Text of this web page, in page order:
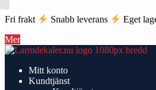
Fri frakt Snabb leverans
Eget
Mer
Hoppa
navigering
Hoppa
innehållMitt konto
Kundtjänst